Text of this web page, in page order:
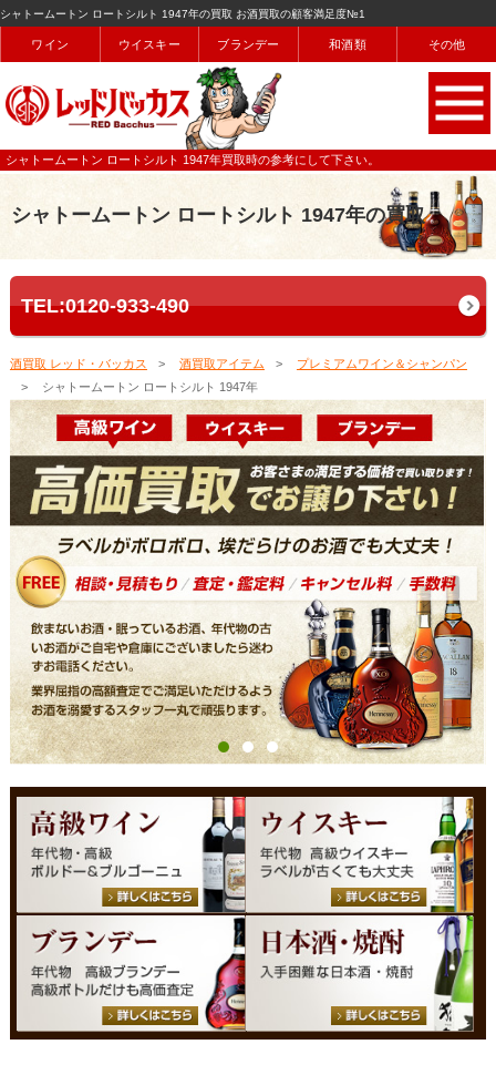
シャトームートン ロートシルト 1947年の買取 お酒買取の顧客満足度№1
ワイン ウイスキー ブランデー 和酒類 その他
シャトームートン ロートシルト 1947年買取時の参考にして下さい。
シャトームートン ロートシルト 1947年の買取
TEL:0120-933-490
酒買取 レッド・バッカス 酒買取アイテム
プレミアムワイン＆シャンパン
シャトームートン ロートシルト 1947年